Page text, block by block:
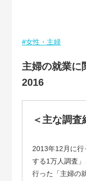
#女性・主婦
主婦の就業に
2016
＜主な調査
2013年12月に
する1万人調査
行った「主婦の